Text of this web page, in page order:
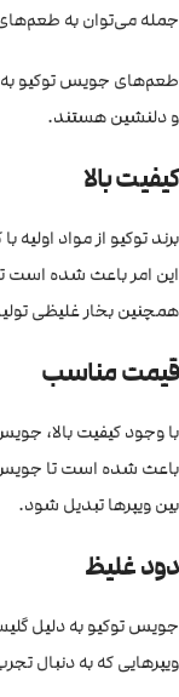
جمله می‌توان به
طعم‌های جویس توکیو به
و دلنشین هستند.
کیفیت بالا
برند توکیو از مواد
این امر باعث شده است
همچنین بخار غلیظی
قیمت مناسب
با وجود کیفیت بالا،
باعث شده است تا جویس
بین ویپرها تبدیل شود.
دود غلیظ
جویس توکیو به دلیل
ویپرهایی که به دنبال